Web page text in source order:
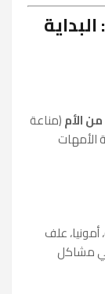
الأم(مناعة
الأمهات
علف
مشاكل